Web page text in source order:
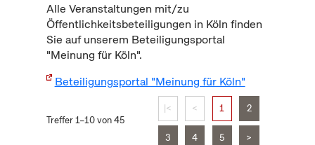
Alle Veranstaltungen mit/zu
Öffentlichkeitsbeteiligungen in Köln finden
Sie auf unserem Beteiligungsportal
"Meinung für Köln".
Beteiligungsportal "Meinung für Köln"
Treffer 1–10 von 45
|< < 1 2
3 4 5 >